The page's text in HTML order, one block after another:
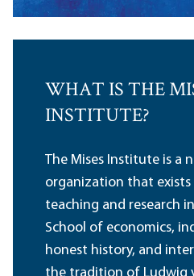
WHAT IS THE
INSTITUTE?
The Mises Institute is a
organization that
teaching and research
School of economics,
honest history, and